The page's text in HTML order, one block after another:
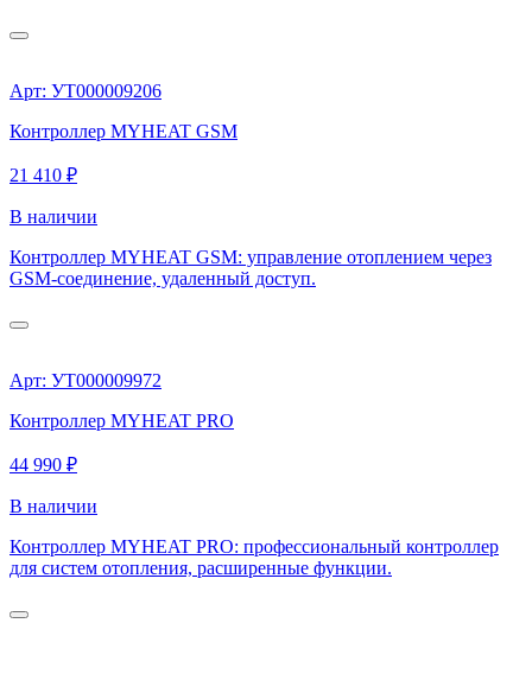
Арт: УТ000009206
Контроллер MYHEAT GSM
21 410 ₽
В наличии
Контроллер MYHEAT GSM: управление отоплением через
GSM-соединение, удаленный доступ.
Арт: УТ000009972
Контроллер MYHEAT PRO
44 990 ₽
В наличии
Контроллер MYHEAT PRO: профессиональный контроллер
для систем отопления, расширенные функции.